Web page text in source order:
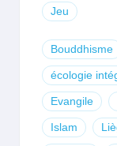
Jeu
Bouddhisme
écologie
Evangile
Islam